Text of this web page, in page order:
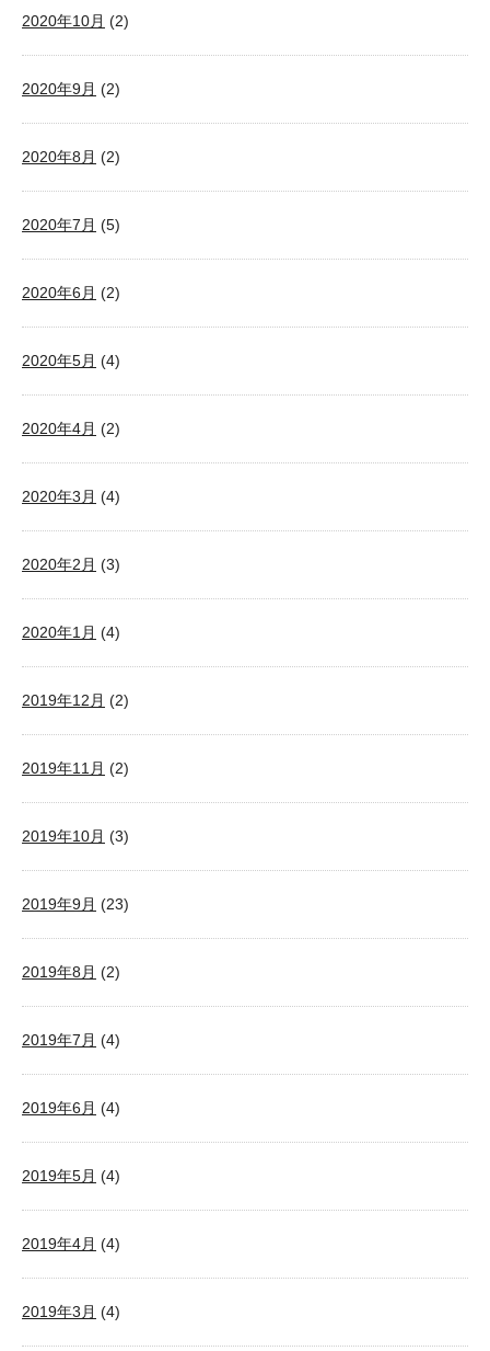
2020年10月 (2)
2020年9月 (2)
2020年8月 (2)
2020年7月 (5)
2020年6月 (2)
2020年5月 (4)
2020年4月 (2)
2020年3月 (4)
2020年2月 (3)
2020年1月 (4)
2019年12月 (2)
2019年11月 (2)
2019年10月 (3)
2019年9月 (23)
2019年8月 (2)
2019年7月 (4)
2019年6月 (4)
2019年5月 (4)
2019年4月 (4)
2019年3月 (4)